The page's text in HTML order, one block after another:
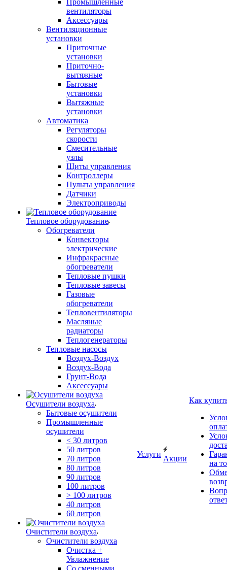
Промышленные
вентиляторы
Аксессуары
Вентиляционные
установки
Приточные
установки
Приточно-
вытяжные
Бытовые
установки
Вытяжные
установки
Автоматика
Регуляторы
скорости
Смесительные
узлы
Щиты управления
Контроллеры
Пульты управления
Датчики
Электроприводы
Тепловое оборудование
Обогреватели
Конвекторы
электрические
Инфракрасные
обогреватели
Тепловые пушки
Тепловые завесы
Газовые
обогреватели
Тепловентиляторы
Масляные
радиаторы
Теплогенераторы
Тепловые насосы
Воздух-Воздух
Воздух-Вода
Грунт-Вода
Аксессуары
Осушители воздуха
Бытовые осушители
Промышленные
осушители
< 30 литров
50 литров
70 литров
80 литров
90 литров
100 литров
> 100 литров
40 литров
60 литров
Очистители воздуха
Очистители воздуха
Очистка +
Увлажнение
Cо сменными
Услуги
Акции
Как
на